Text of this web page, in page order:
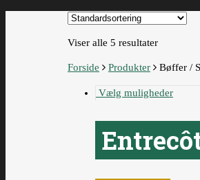
Viser alle 5 resultater
Forside Produkter Bøffer /
Vælg muligheder